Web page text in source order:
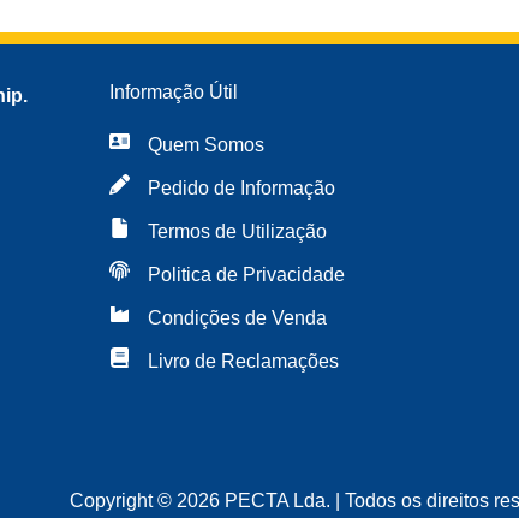
Informação Útil
Quem Somos
Pedido de Informação
Termos de Utilização
Politica de Privacidade
Condições de Venda
Livro de Reclamações
Copyright © 2026 PECTA Lda. | Todos os direitos